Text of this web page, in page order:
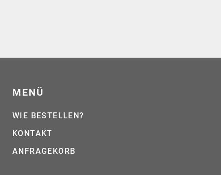
MENÜ
WIE BESTELLEN?
KONTAKT
ANFRAGEKORB